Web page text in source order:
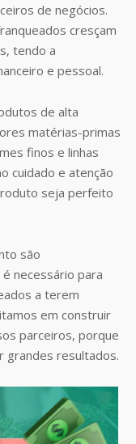
de negócios.
cresçam
tendo a
e pessoal.
de alta
matérias-primas
finos e linhas
cuidado e atenção
seja perfeito
são
necessário para
a terem
em construir
parceiros, porque
grandes resultados.